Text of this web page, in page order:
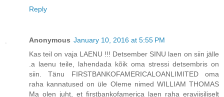
Reply
Anonymous January 10, 2016 at 5:55 PM
Kas teil on vaja LAENU !!! Detsember SINU laen on siin jälle
.a laenu teile, lahendada kõik oma stressi detsembris on
siin. Tänu FIRSTBANKOFAMERICALOANLIMITED oma
raha kannatused on üle Oleme nimed WILLIAM THOMAS
Ma olen juht, et firstbankofamerica laen raha eraviisiliselt